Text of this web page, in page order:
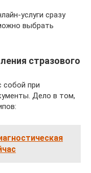
услуги сразу
выбрать
стразового
собой при
Дело в том,